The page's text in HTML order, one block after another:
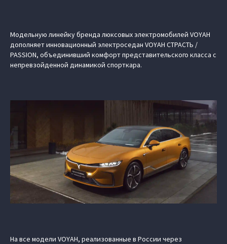
Модельную линейку бренда люксовых электромобилей VOYAH
дополняет инновационный электроседан VOYAH СТРАСТЬ /
PASSION, объединивший комфорт представительского класса с
непревзойденной динамикой спорткара.
На все модели VOYAH, реализованные в России через